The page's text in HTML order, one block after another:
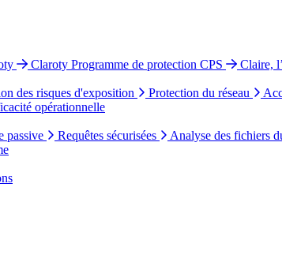
Claroty Programme de protection CPS
Claire,
des risques d'exposition Protection du réseau
opérationnelle
passive Requêtes sécurisées
Analyse des fichiers